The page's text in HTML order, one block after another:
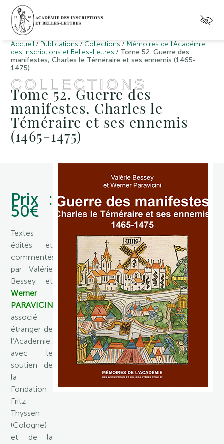
Accueil / Publications / Collections / Mémoires de l'Académie
des Inscriptions et Belles-Lettres / Tome 52. Guerre des
manifestes, Charles le Téméraire et ses ennemis (1465-
1475)
COLLECTIONS
Tome 52. Guerre des
manifestes, Charles le
Téméraire et ses ennemis
(1465-1475)
Prix :
50€
Textes
édités et
commentés
par Valérie
Bessey et
Werner
PARAVICINI
associé
étranger de
l’Académie,
avec le
soutien de
la
Fondation
Fritz
Thyssen
(Cologne)
et de la